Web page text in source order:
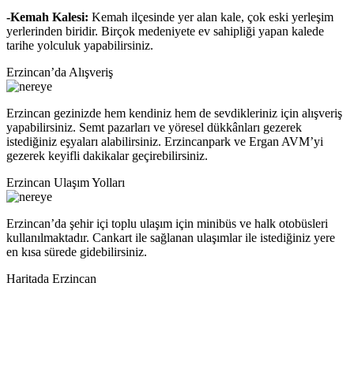
-Kemah Kalesi: Kemah ilçesinde yer alan kale, çok eski yerleşim
yerlerinden biridir. Birçok medeniyete ev sahipliği yapan kalede
tarihe yolculuk yapabilirsiniz.
Erzincan’da Alışveriş
Erzincan gezinizde hem kendiniz hem de sevdikleriniz için alışveriş
yapabilirsiniz. Semt pazarları ve yöresel dükkânları gezerek
istediğiniz eşyaları alabilirsiniz. Erzincanpark ve Ergan AVM’yi
gezerek keyifli dakikalar geçirebilirsiniz.
Erzincan Ulaşım Yolları
Erzincan’da şehir içi toplu ulaşım için minibüs ve halk otobüsleri
kullanılmaktadır. Cankart ile sağlanan ulaşımlar ile istediğiniz yere
en kısa sürede gidebilirsiniz.
Haritada Erzincan